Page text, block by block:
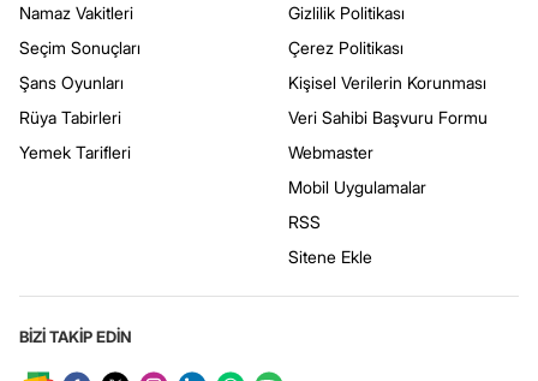
Namaz Vakitleri
Seçim Sonuçları
Şans Oyunları
Rüya Tabirleri
Yemek Tarifleri
Gizlilik Politikası
Çerez Politikası
Kişisel Verilerin Korunması
Veri Sahibi Başvuru Formu
Webmaster
Mobil Uygulamalar
RSS
Sitene Ekle
BİZİ TAKİP EDİN